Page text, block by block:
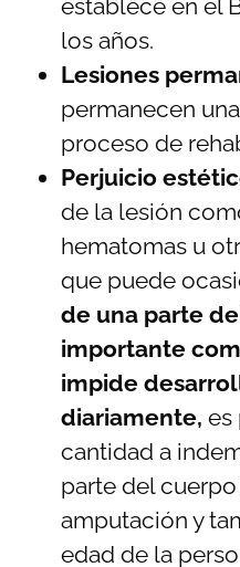
establece en el
los años.
Lesiones
permanecen
proceso de
Perjuicio
de la lesión
hematomas u
que puede
de una parte
importante
impide
diariamente, es
cantidad a
parte del
amputación y
edad de la